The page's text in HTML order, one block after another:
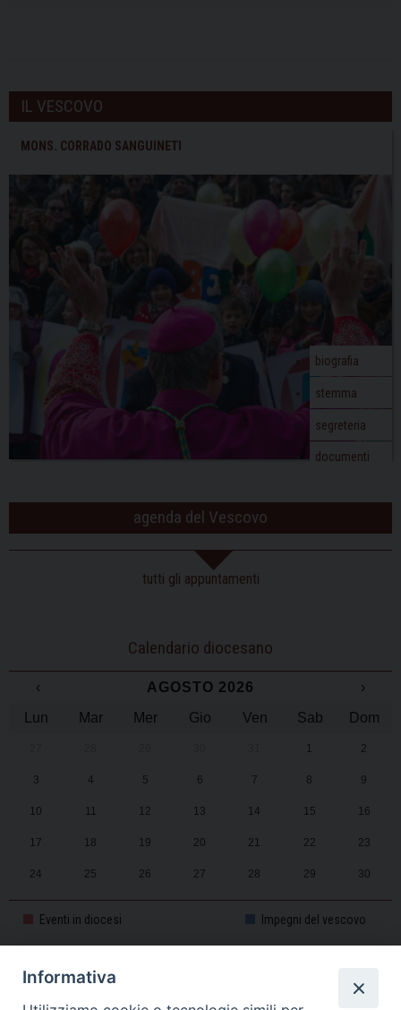
IL VESCOVO
MONS. CORRADO SANGUINETI
biografia
stemma
segreteria
documenti
agenda del Vescovo
tutti gli appuntamenti
Calendario diocesano
‹ AGOSTO 2026
›
Lun
Mar Mer Gio Ven Sab Dom
1 2
3 4 5 6 7 8 9
10 11 12 13 14 15 16
17 18 19 20 21 22 23
24 25 26 27 28 29 30
Eventi in diocesi Impegni del vescovo
CALENDARIO PASTORALE 2025-2026
Informativa